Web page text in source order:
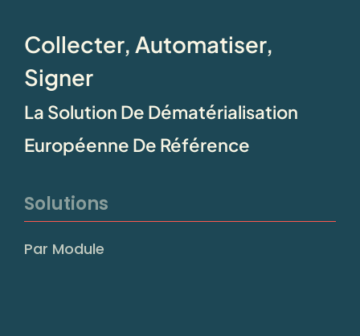
Collecter, Automatiser,
Signer
La Solution De Dématérialisation
Européenne De Référence
Solutions
Par Module